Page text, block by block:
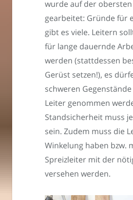
wurde auf der obersten
gearbeitet: Gründe für
gibt es viele. Leitern
für lange dauernde
werden (stattdessen
Gerüst setzen!), es
schweren
Leiter genommen
Standsicherheit muss
sein. Zudem muss die
Winkelung haben bzw.
Spreizleiter mit der
versehen werden.